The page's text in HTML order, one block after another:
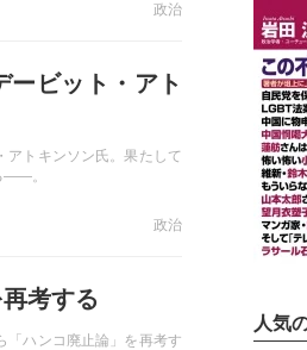
政治
ービット・アト
アトキンソン氏。果たして
――。
政治
考する
「ハンコ廃止論」を再考す
人気